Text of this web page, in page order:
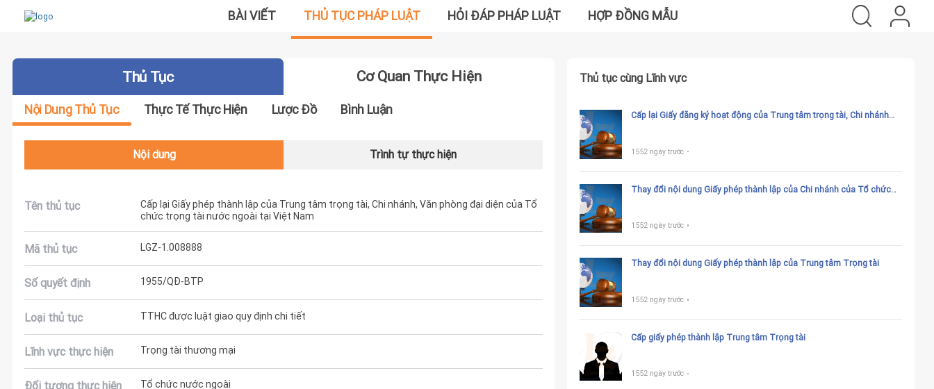
BÀI VIẾT THỦ TỤC PHÁP LUẬT HỎI ĐÁP PHÁP LUẬT HỢP ĐỒNG MẪU
Thủ Tục Cơ Quan Thực Hiện
Nội Dung Thủ Tục Thực Tế Thực Hiện Lược Đồ Bình Luận
Nội dung Trình tự thực hiện
Tên thủ tục
Cấp lại Giấy phép thành lập của Trung tâm trọng tài, Chi nhánh, Văn phòng đại diện của Tổ
chức trọng tài nước ngoài tại Việt Nam
Mã thủ tục LGZ-1.008888
Số quyết định 1955/QĐ-BTP
Loại thủ tục TTHC được luật giao quy định chi tiết
Lĩnh vực thực hiện Trọng tài thương mại
Đối tượng thực hiện Tổ chức nước ngoài
Thủ tục cùng Lĩnh vực
Cấp lại Giấy đăng ký hoạt động của Trung tâm trọng tài, Chi nhánh
1552 ngày trước
Thay đổi nội dung Giấy phép thành lập của Chi nhánh của Tổ chức
1552 ngày trước
Thay đổi nội dung Giấy phép thành lập của Trung tâm Trọng tài
1552 ngày trước
Cấp giấy phép thành lập Trung tâm Trọng tài
1552 ngày trước